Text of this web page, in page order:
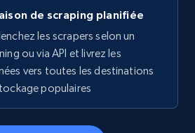
3.5K+ Essai gratuit
de scraping planifiée
les scrapers selon un
ou via API et livrez les
vers toutes les destinations
populaires